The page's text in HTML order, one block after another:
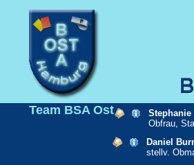
Team BSA Ost
Stephanie
Obfrau,
Daniel
stellv.